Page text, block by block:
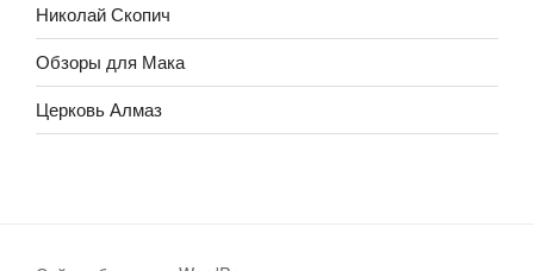
Николай Скопич
Обзоры для Мака
Церковь Алмаз